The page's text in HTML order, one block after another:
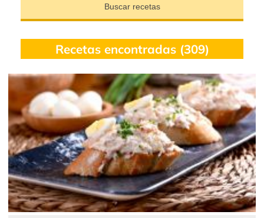
Buscar recetas
Recetas encontradas (309)